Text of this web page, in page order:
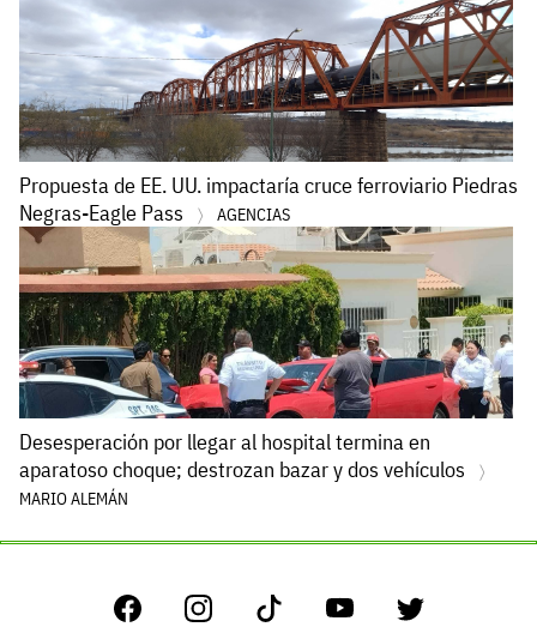
Propuesta de EE. UU. impactaría cruce ferroviario Piedras
Negras-Eagle Pass
AGENCIAS
Desesperación por llegar al hospital termina en
aparatoso choque; destrozan bazar y dos vehículos
MARIO ALEMÁN